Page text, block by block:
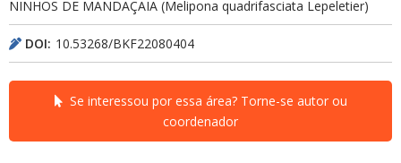
NINHOS DE MANDAÇAIA (Melipona quadrifasciata Lepeletier)
DOI: 10.53268/BKF22080404
Se interessou por essa área? Torne-se autor ou
coordenador